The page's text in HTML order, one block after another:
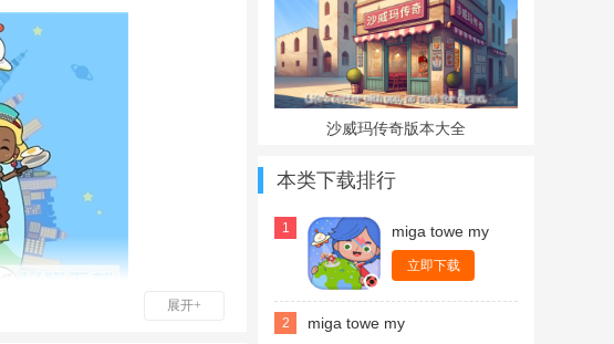
展开+
沙威玛传奇版本大全
本类下载排行
1
miga towe my
worId1.100无广
告免费版
立即下载
2 miga towe my